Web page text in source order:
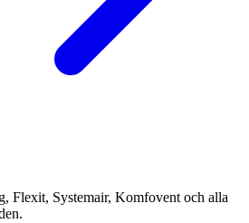
Flexit, Systemair, Komfovent och alla